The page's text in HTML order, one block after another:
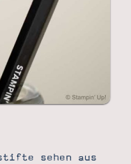
sehen aus